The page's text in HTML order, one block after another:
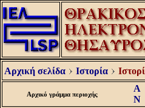
Αρχική σελίδα Ιστορία
Αρχικό γράμμα περιοχής
Α
Ν